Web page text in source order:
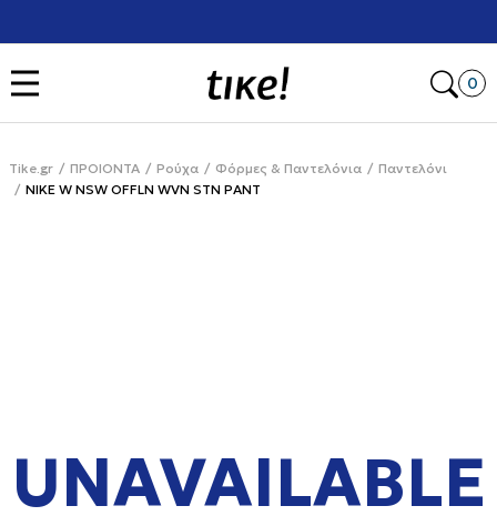
0
Tike.gr ΠΡΟΙΟΝΤΑ Ρούχα Φόρμες & Παντελόνια
Παντελόνι
NIKE W NSW OFFLN WVN STN PANT
UNAVAILABLE